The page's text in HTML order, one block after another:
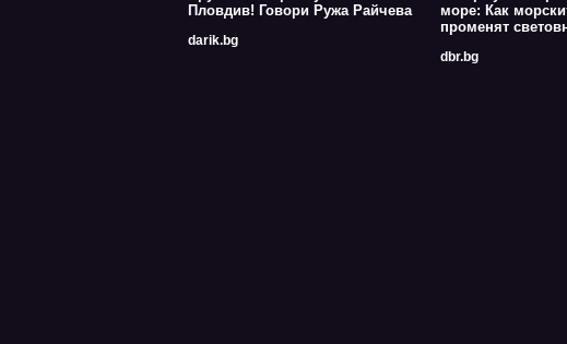
Пловдив! Говори Ружа Райчева
darik.bg
море: Как
променят
dbr.bg